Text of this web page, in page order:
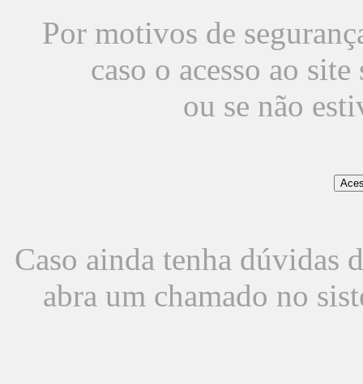
Por motivos de
caso o acesso ao
ou se não
Caso ainda tenha dúvidas
abra um chamado no